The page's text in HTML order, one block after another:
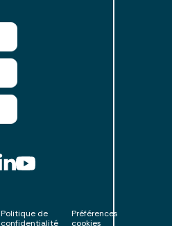
Politique de
confidentialité
Préférences
cookies